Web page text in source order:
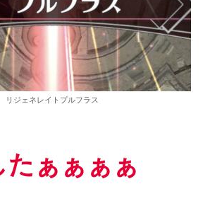
リジェネレイトプルフラス
たぁぁぁぁ